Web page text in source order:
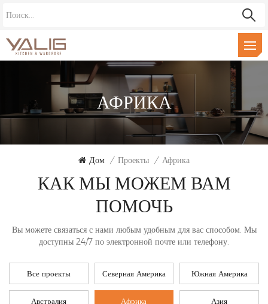
АФРИКА
Дом / Проекты / Африка
КАК МЫ МОЖЕМ ВАМ
ПОМОЧЬ
Вы можете связаться с нами любым удобным для вас способом. Мы
доступны 24/7 по электронной почте или телефону.
Все проекты Северная Америка Южная Америка
Австралия Африка Азия